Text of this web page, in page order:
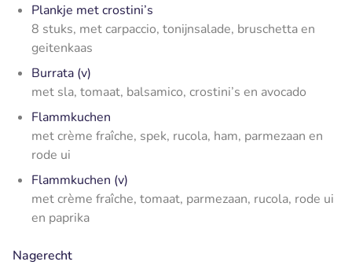
Plankje met crostini’s
8 stuks, met carpaccio, tonijnsalade, bruschetta en
geitenkaas
Burrata (v)
met sla, tomaat, balsamico, crostini’s en avocado
Flammkuchen
met crème fraîche, spek, rucola, ham, parmezaan en
rode ui
Flammkuchen (v)
met crème fraîche, tomaat, parmezaan, rucola, rode ui
en paprika
Nagerecht